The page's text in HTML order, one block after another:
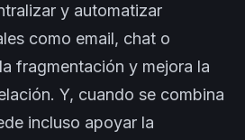
y automatizar
como email, chat o
fragmentación y mejora la
Y, cuando se combina
incluso apoyar la